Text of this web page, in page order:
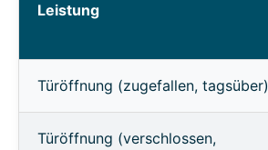
Leistung
Türöffnung (zugefallen, tagsüber)
Türöffnung (verschlossen,